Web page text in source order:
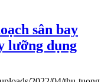
sân bay
lưỡng dụng